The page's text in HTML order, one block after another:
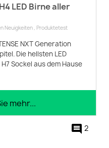
LED Birne aller
Neuigkeiten, Produktetest
NXT Generation
Die hellsten LED
Sockel aus dem Hause
mehr...
comment 2